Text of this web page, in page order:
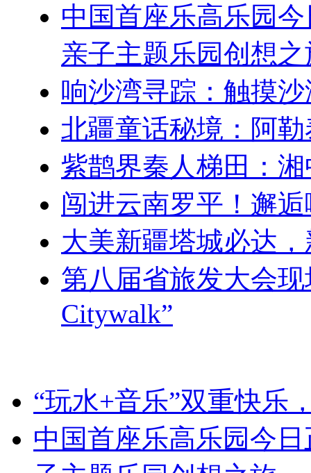
中国首座乐高乐园
亲子主题乐园创想之
响沙湾寻踪：触摸
北疆童话秘境：阿
紫鹊界秦人梯田：
闯进云南罗平！邂
大美新疆塔城必达
第八届省旅发大会
Citywalk”
“玩水+音乐”双重快乐
中国首座乐高乐园今